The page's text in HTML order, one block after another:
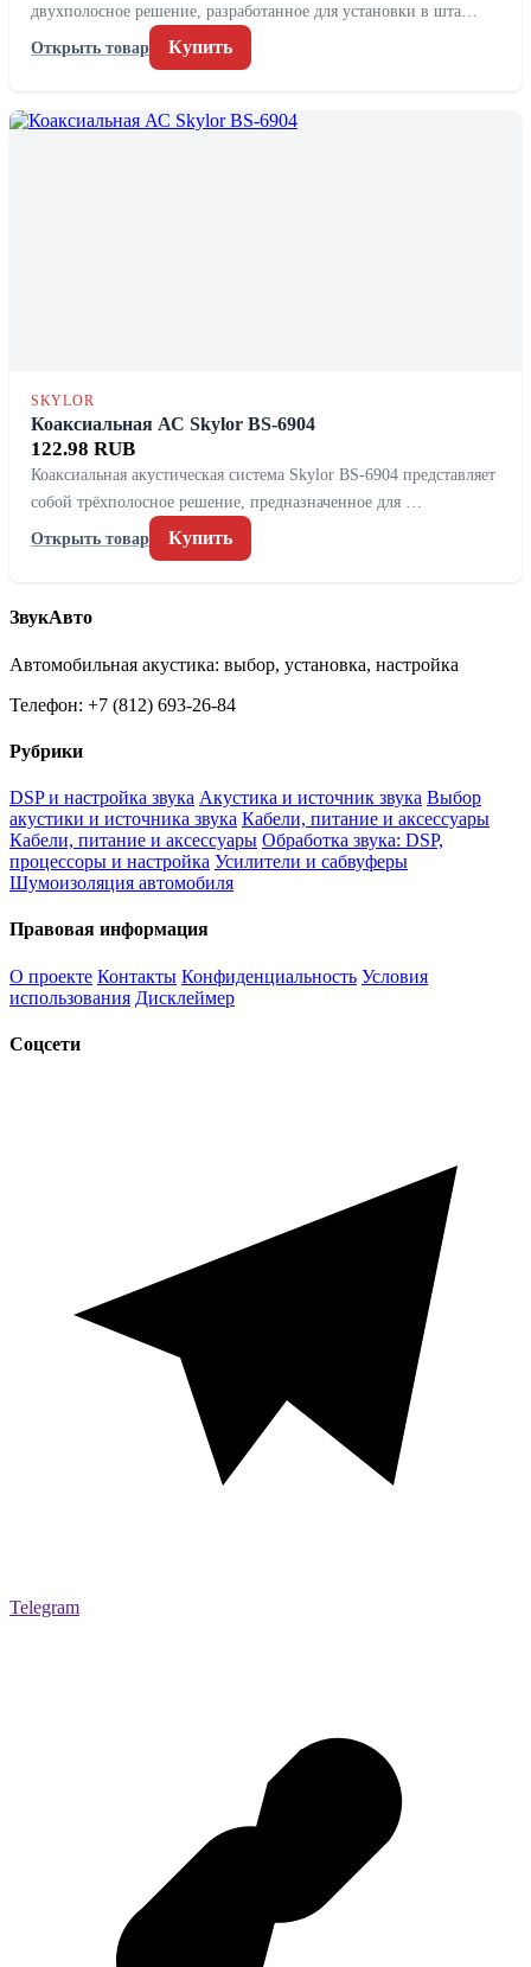
двухполосное решение, разработанное для установки в шта…
Открыть товар
Купить
SKYLOR
Коаксиальная АС Skylor BS-6904
122.98 RUB
Коаксиальная акустическая система Skylor BS-6904 представляет
собой трёхполосное решение, предназначенное для …
Открыть товар
Купить
ЗвукАвто
Автомобильная акустика: выбор, установка, настройка
Телефон: +7 (812) 693-26-84
Рубрики
DSP и настройка звука Акустика и источник звука Выбор
акустики и источника звука Кабели, питание и аксессуары
Кабели, питание и аксессуары Обработка звука: DSP,
процессоры и настройка Усилители и сабвуферы
Шумоизоляция автомобиля
Правовая информация
О проекте Контакты Конфиденциальность Условия
использования Дисклеймер
Соцсети
Telegram